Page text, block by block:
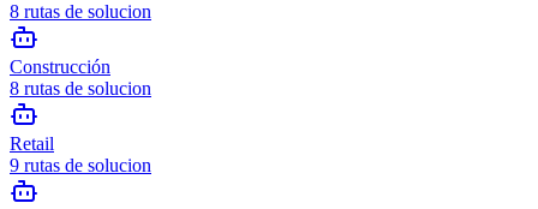
8 rutas de solucion
Construcción
8 rutas de solucion
Retail
9 rutas de solucion